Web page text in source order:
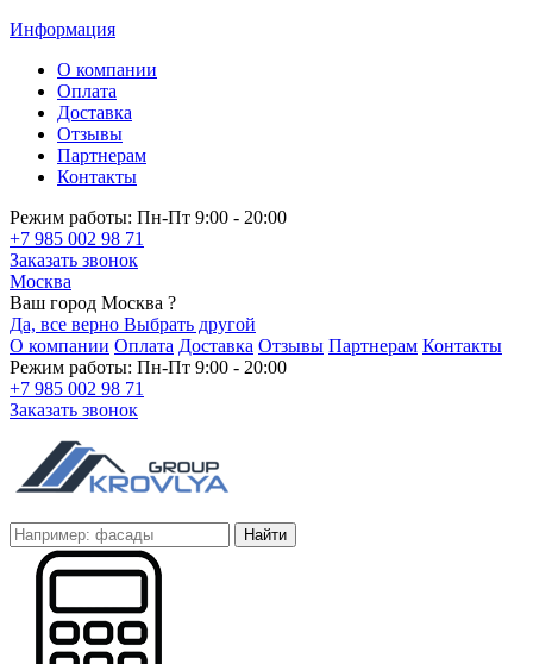
Информация
О компании
Оплата
Доставка
Отзывы
Партнерам
Контакты
Режим работы: Пн-Пт 9:00 - 20:00
+7 985 002 98 71
Заказать звонок
Москва
Ваш город Москва ?
Да, все верно Выбрать другой
О компании Оплата Доставка Отзывы Партнерам Контакты
Режим работы: Пн-Пт 9:00 - 20:00
+7 985 002 98 71
Заказать звонок
Найти